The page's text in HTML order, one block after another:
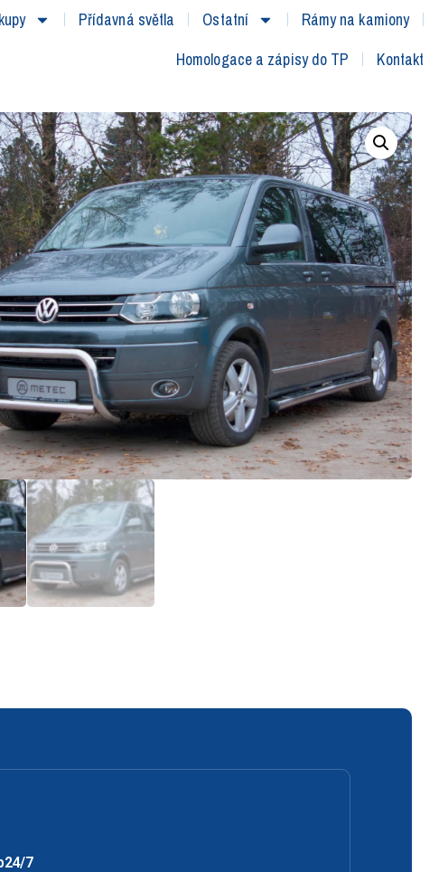
Přídavná světla Ostatní
Rámy na kamiony
Homologace a zápisy do TP
Kontakt
7